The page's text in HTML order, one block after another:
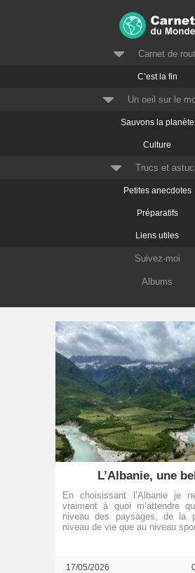
Carnet de
C’est la fin
Un oeil sur le
Sauvons la planète
Culture
Trucs et
Petites anecdotes
Préparatifs
Liens utiles
Suivez-moi
Albums
L’Albanie, une
En choisissant l’Albanie je
vraiment à quoi m’attendre
niveau des paysages, de la
niveau de vie que au niveau
17/05/2026